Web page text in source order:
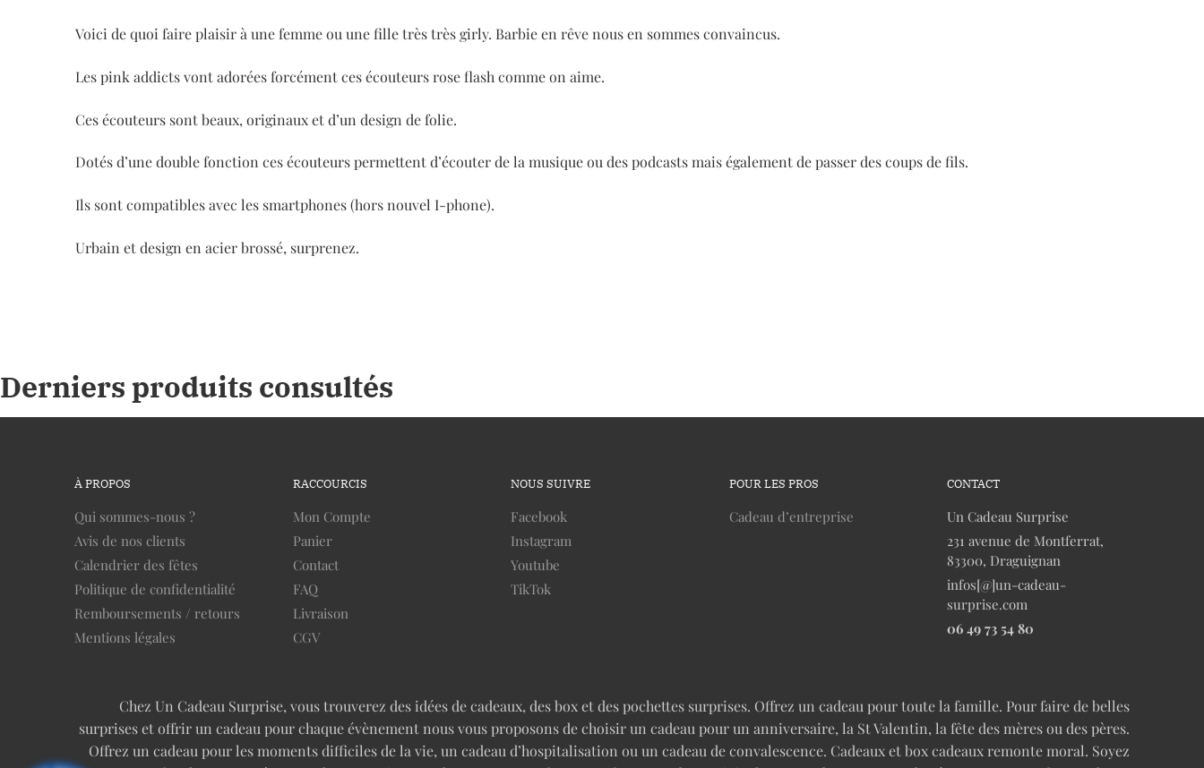
Voici de quoi faire plaisir à une femme ou une fille très très girly. Barbie en rêve nous en sommes convaincus.
Les pink addicts vont adorées forcément ces écouteurs rose flash comme on aime.
Ces écouteurs sont beaux, originaux et d’un design de folie.
Dotés d’une double fonction ces écouteurs permettent d’écouter de la musique ou des podcasts mais également de passer des coups de fils.
Ils sont compatibles avec les smartphones (hors nouvel I-phone).
Urbain et design en acier brossé, surprenez.
Derniers produits consultés
À PROPOS
Qui sommes-nous ?
Avis de nos clients
Calendrier des fêtes
Politique de confidentialité
Remboursements / retours
Mentions légales
RACCOURCIS
Mon Compte
Panier
Contact
FAQ
Livraison
CGV
NOUS SUIVRE
Facebook
Instagram
Youtube
TikTok
POUR LES PROS
Cadeau d’entreprise
CONTACT
Un Cadeau Surprise
231 avenue de Montferrat,
83300, Draguignan
infos[@]un-cadeau-
surprise.com
06 49 73 54 80
Chez Un Cadeau Surprise, vous trouverez des idées de cadeaux, des box et des pochettes surprises. Offrez un cadeau pour toute la famille. Pour faire de belles
surprises et offrir un cadeau pour chaque évènement nous vous proposons de choisir un cadeau pour un anniversaire, la St Valentin, la fête des mères ou des pères.
Offrez un cadeau pour les moments difficiles de la vie, un cadeau d’hospitalisation ou un cadeau de convalescence. Cadeaux et box cadeaux remonte moral. Soyez